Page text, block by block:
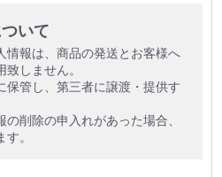
いて
情報は、商品の発送とお客様へ
しません。
保管し、第三者に譲渡・提供す
削除の申入れがあった場合、
。